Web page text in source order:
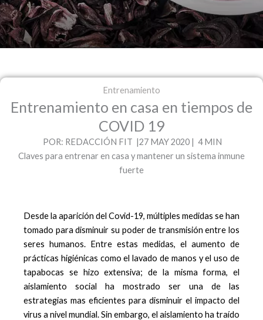
Entrenamiento
Entrenamiento en casa en tiempos de
COVID 19
POR: REDACCIÓN FIT |27 MAY 2020 | 4 MIN
Claves para entrenar en casa y mantener un sistema inmune
fuerte
Desde la aparición del Covid-19, múltiples medidas se han
tomado para disminuir su poder de transmisión entre los
seres humanos. Entre estas medidas, el aumento de
prácticas higiénicas como el lavado de manos y el uso de
tapabocas se hizo extensiva; de la misma forma, el
aislamiento social ha mostrado ser una de las
estrategias mas eficientes para disminuir el impacto del
virus a nivel mundial. Sin embargo, el aislamiento ha traído